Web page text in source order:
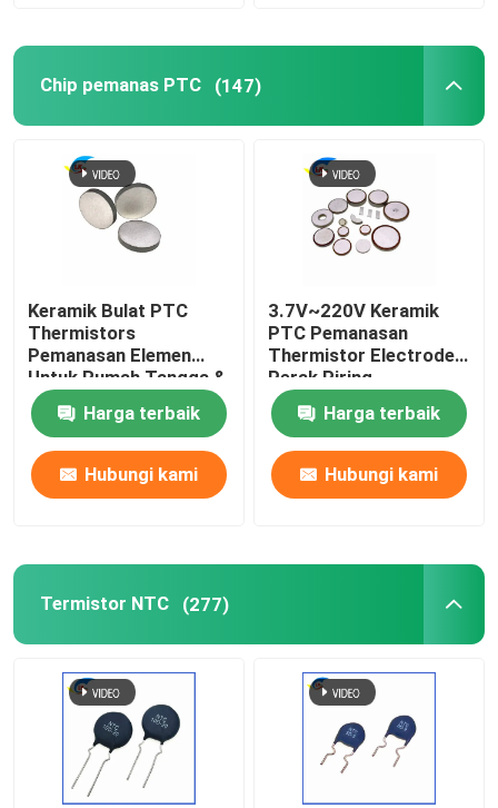
Rumah
Produk
Tur Pabrik
Kontrol Kualitas
Hubungi Kami
Chip pemanas PTC (147)
Keramik Bulat PTC
Thermistors
Pemanasan Elemen
Untuk Rumah Tangga &
Industri Otomotif Pelet
Kualitas Premium
Harga terbaik
Hubungi kami
3.7V~220V Keramik
PTC Pemanasan
Thermistor Electrode
Perak Piring
Pemanasan Suhu
KonstanHarga terbaik
Hubungi kami
Termistor NTC (277)